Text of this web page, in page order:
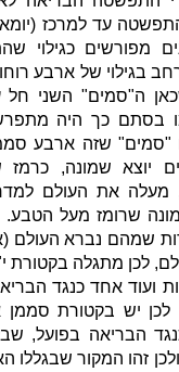
עד למרכז(יומא נד
מפורשים כגילוי
בגילוי של ארבע רוחות
ה "סמים"השני חל על
בסתם כך היה מתפרש
"שזה ארבע
יוצא שמונה,כרמז
את העולם
שרומז מעל הטבע.
שמהם נברא העולם(
,לכן מתגלה בקטורת י"א
אחד כנגד
יש בקטורת סממן
הבריאה בפועל,
זהו המקור שבגללו